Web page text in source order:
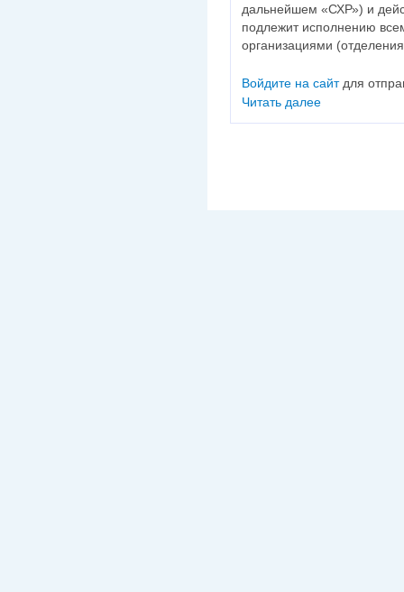
дальнейшем «СХР») и
подлежит исполнению
организациями
Войдите на сайтдля
Читать далее